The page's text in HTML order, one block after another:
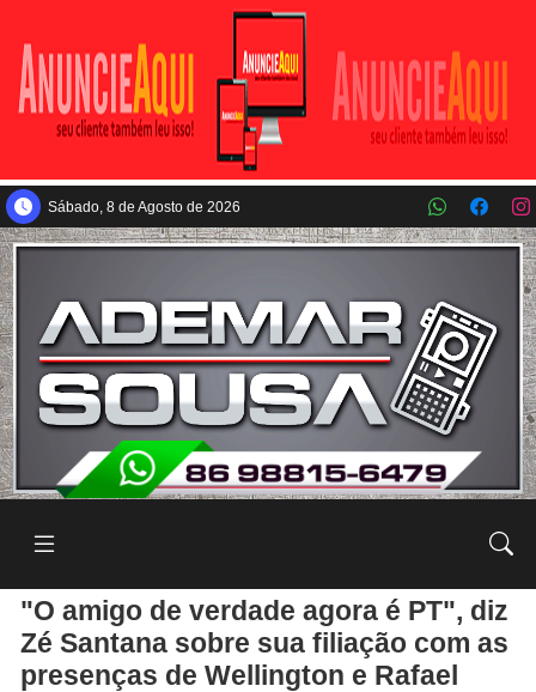
Pular para o conteúdo principal
Sábado, 8 de Agosto de 2026
"O amigo de verdade agora é PT", diz
Zé Santana sobre sua filiação com as
presenças de Wellington e Rafael